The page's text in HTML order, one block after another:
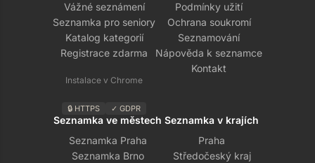
Vážné seznámení
Seznamka pro seniory
Katalog kategorií
Registrace zdarma
Instalace v Chrome
🔒 HTTPS ✓ GDPR
Podmínky užití
Ochrana soukromí
Seznamování
Nápověda k seznamce
Kontakt
Seznamka ve městech
Seznamka Praha
Seznamka Brno
Seznamka v krajích
Praha
Středočeský kraj